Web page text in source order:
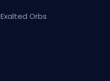
Exalted Orbs